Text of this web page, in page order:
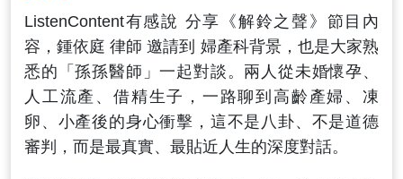
ListenContent有感說 分享《解鈴之聲》節目內
容，鍾依庭 律師 邀請到 婦產科背景，也是大家熟
悉的「孫孫醫師」一起對談。兩人從未婚懷孕、
人工流產、借精生子，一路聊到高齡產婦、凍
卵、小產後的身心衝擊，這不是八卦、不是道德
審判，而是最真實、最貼近人生的深度對話。